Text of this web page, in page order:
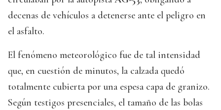
decenas de vehículos a detenerse ante el peligro en
el asfalto.
El fenómeno meteorológico fue de tal intensidad
que, en cuestión de minutos, la calzada quedó
totalmente cubierta por una espesa capa de granizo.
Según testigos presenciales, el tamaño de las bolas